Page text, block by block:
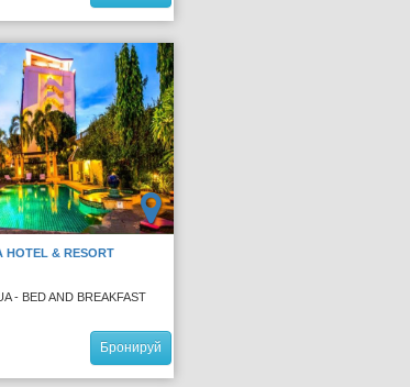
HOTEL & RESORT
- BED AND BREAKFAST
Бронируй